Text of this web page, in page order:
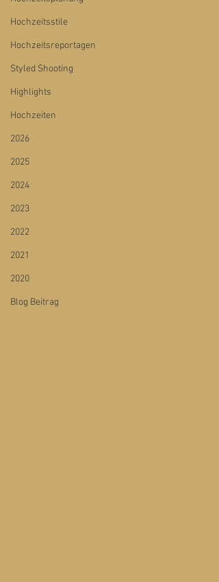
Hochzeitsstile
Hochzeitsreportagen
Styled Shooting
Highlights
Hochzeiten
2026
2025
2024
2023
2022
2021
2020
Blog Beitrag